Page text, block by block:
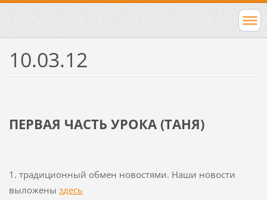
10.03.12
ПЕРВАЯ ЧАСТЬ УРОКА (ТАНЯ)
1. традиционный обмен новостями. Наши новости
выложены здесь